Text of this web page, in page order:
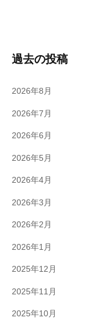
過去の投稿
2026年8月
2026年7月
2026年6月
2026年5月
2026年4月
2026年3月
2026年2月
2026年1月
2025年12月
2025年11月
2025年10月